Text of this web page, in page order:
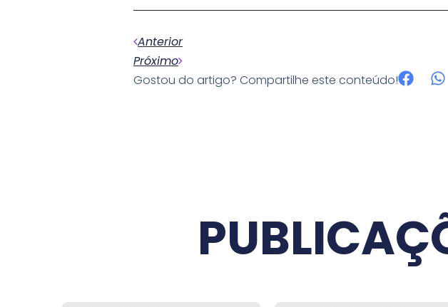
Anterior
Próximo
Gostou do artigo? Compartilhe este conteúdo!